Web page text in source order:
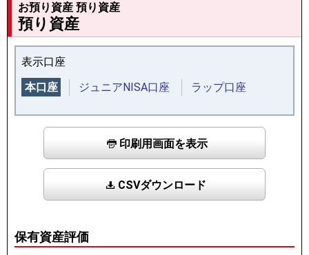
お預り資産 預り資産
預り資産
表示口座
本口座
ジュニアNISA口座 ラップ口座
印刷用画面を表示
CSVダウンロード
保有資産評価